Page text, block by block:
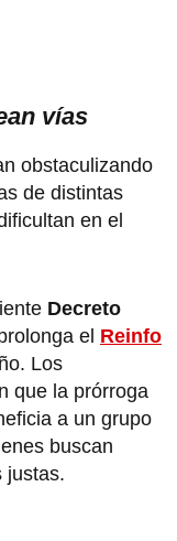
vías
obstaculizando
de distintas
en el
Decreto
el Reinfo
Los
que la prórroga
a un grupo
buscan
justas.